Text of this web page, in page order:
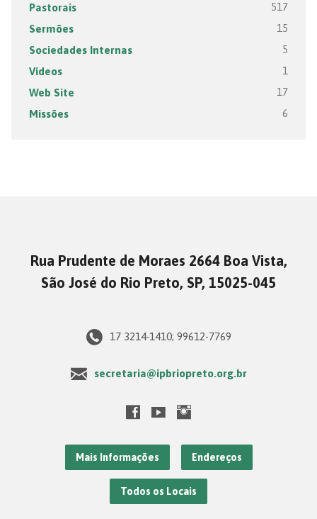
Pastorais 517
Sermões 15
Sociedades Internas 5
Vídeos 1
Web Site 17
Missões 6
Rua Prudente de Moraes 2664 Boa Vista,
São José do Rio Preto, SP, 15025-045
17 3214-1410; 99612-7769
secretaria@ipbriopreto.org.br
Mais Informações Endereços
Todos os Locais